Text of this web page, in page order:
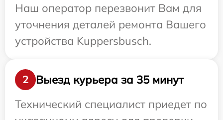
Наш оператор перезвонит Вам для
уточнения деталей ремонта Вашего
устройства Kuppersbusch.
2
Выезд курьера за 35 минут
Технический специалист приедет по